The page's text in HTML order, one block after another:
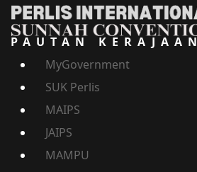
PAUTAN KERAJAAN
MyGovernment
SUK Perlis
MAIPS
JAIPS
MAMPU